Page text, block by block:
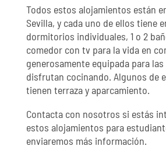
Todos estos alojamientos están
Sevilla, y cada uno de ellos tiene
dormitorios individuales, 1 o 2
comedor con tv para la vida en
generosamente equipada para
disfrutan cocinando. Algunos de
tienen terraza y aparcamiento.
Contacta con nosotros si estás
estos alojamientos para
enviaremos más información.